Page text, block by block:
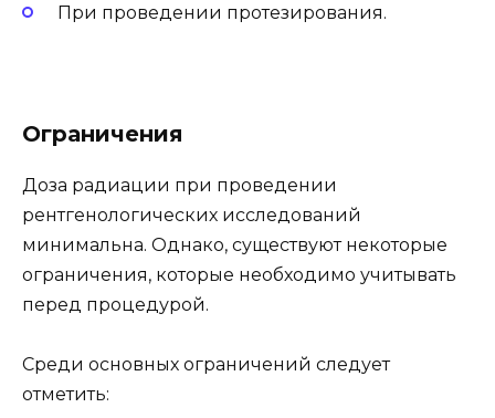
При проведении протезирования.
Ограничения
Доза радиации при проведении
рентгенологических исследований
минимальна. Однако, существуют некоторые
ограничения, которые необходимо учитывать
перед процедурой.
Среди основных ограничений следует
отметить: